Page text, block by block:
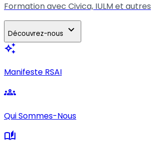
Formation avec Civica, IULM et autres
Découvrez-nous expand_more
auto_awesome
Manifeste RSAI
groups
Qui Sommes-Nous
auto_stories